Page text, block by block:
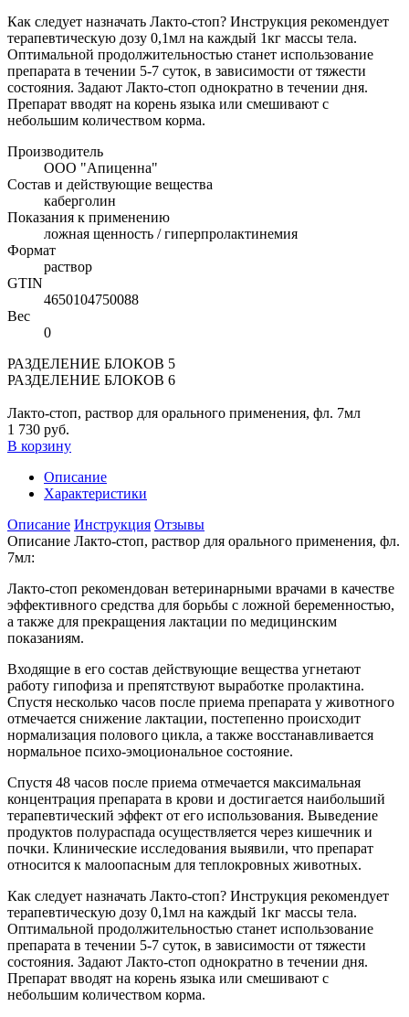
Как следует назначать Лакто-стоп? Инструкция рекомендует
терапевтическую дозу 0,1мл на каждый 1кг массы тела.
Оптимальной продолжительностью станет использование
препарата в течении 5-7 суток, в зависимости от тяжести
состояния. Задают Лакто-стоп однократно в течении дня.
Препарат вводят на корень языка или смешивают с
небольшим количеством корма.
Производитель
ООО "Апиценна"
Состав и действующие вещества
каберголин
Показания к применению
ложная щенность / гиперпролактинемия
Формат
раствор
GTIN
4650104750088
Вес
0
РАЗДЕЛЕНИЕ БЛОКОВ 5
РАЗДЕЛЕНИЕ БЛОКОВ 6
Лакто-стоп, раствор для орального применения, фл. 7мл
1 730 руб.
В корзину
Описание
Характеристики
Описание Инструкция Отзывы
Описание Лакто-стоп, раствор для орального применения, фл.
7мл:
Лакто-стоп рекомендован ветеринарными врачами в качестве
эффективного средства для борьбы с ложной беременностью,
а также для прекращения лактации по медицинским
показаниям.
Входящие в его состав действующие вещества угнетают
работу гипофиза и препятствуют выработке пролактина.
Спустя несколько часов после приема препарата у животного
отмечается снижение лактации, постепенно происходит
нормализация полового цикла, а также восстанавливается
нормальное психо-эмоциональное состояние.
Спустя 48 часов после приема отмечается максимальная
концентрация препарата в крови и достигается наибольший
терапевтический эффект от его использования. Выведение
продуктов полураспада осуществляется через кишечник и
почки. Клинические исследования выявили, что препарат
относится к малоопасным для теплокровных животных.
Как следует назначать Лакто-стоп? Инструкция рекомендует
терапевтическую дозу 0,1мл на каждый 1кг массы тела.
Оптимальной продолжительностью станет использование
препарата в течении 5-7 суток, в зависимости от тяжести
состояния. Задают Лакто-стоп однократно в течении дня.
Препарат вводят на корень языка или смешивают с
небольшим количеством корма.